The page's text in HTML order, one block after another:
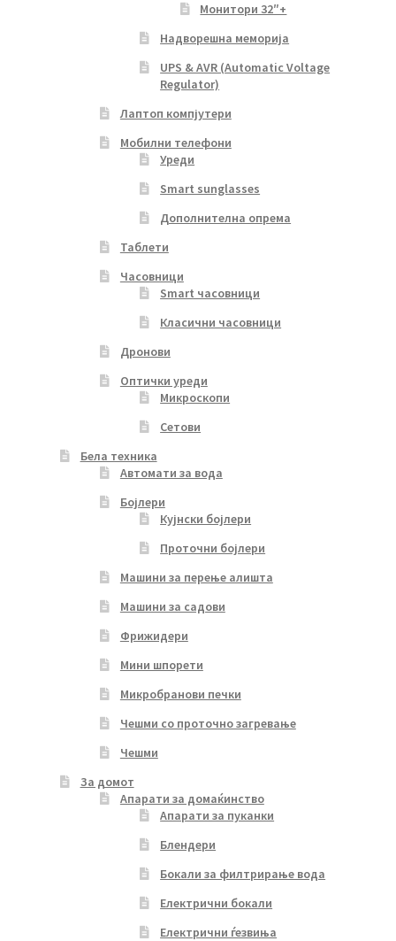
Монитори 32″+
Надворешна меморија
UPS & AVR (Automatic Voltage
Regulator)
Лаптоп компјутери
Мобилни телефони
Уреди
Smart sunglasses
Дополнителна опрема
Таблети
Часовници
Smart часовници
Класични часовници
Дронови
Оптички уреди
Микроскопи
Сетови
Бела техника
Автомати за вода
Бојлери
Кујнски бојлери
Проточни бојлери
Машини за перење алишта
Машини за садови
Фрижидери
Мини шпорети
Микробранови печки
Чешми со проточно загревање
Чешми
За домот
Апарати за домаќинство
Апарати за пуканки
Блендери
Бокали за филтрирање вода
Електрични бокали
Електрични ѓезвиња